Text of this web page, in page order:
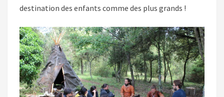
destination des enfants comme des plus grands !